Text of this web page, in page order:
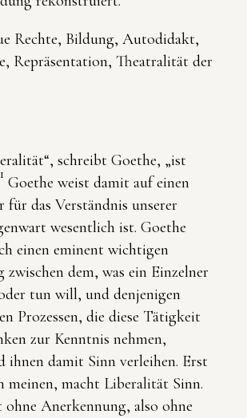
Rechte, Bildung, Autodidakt,
Repräsentation, Theatralität der
schreibt Goethe, „ist
1 Goethe weist damit auf einen
für das Verständnis unserer
wesentlich ist. Goethe
einen eminent wichtigen
zwischen dem, was ein Einzelner
tun will, und denjenigen
Prozessen, die diese Tätigkeit
zur Kenntnis nehmen,
ihnen damit Sinn verleihen. Erst
meinen, macht Liberalität Sinn.
Anerkennung, also ohne